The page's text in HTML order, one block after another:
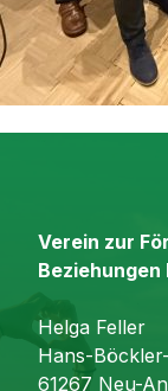
Verein zur
Beziehungen
Helga Feller
Hans-
61267 Neu-